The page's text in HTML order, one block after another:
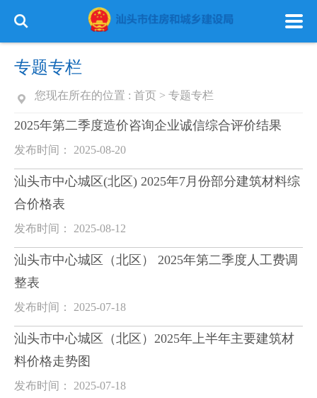
专题专栏
您现在所在的位置 : 首页 > 专题专栏
2025年第二季度造价咨询企业诚信综合评价结果
发布时间： 2025-08-20
汕头市中心城区(北区) 2025年7月份部分建筑材料综
合价格表
发布时间： 2025-08-12
汕头市中心城区（北区） 2025年第二季度人工费调
整表
发布时间： 2025-07-18
汕头市中心城区（北区）2025年上半年主要建筑材
料价格走势图
发布时间： 2025-07-18